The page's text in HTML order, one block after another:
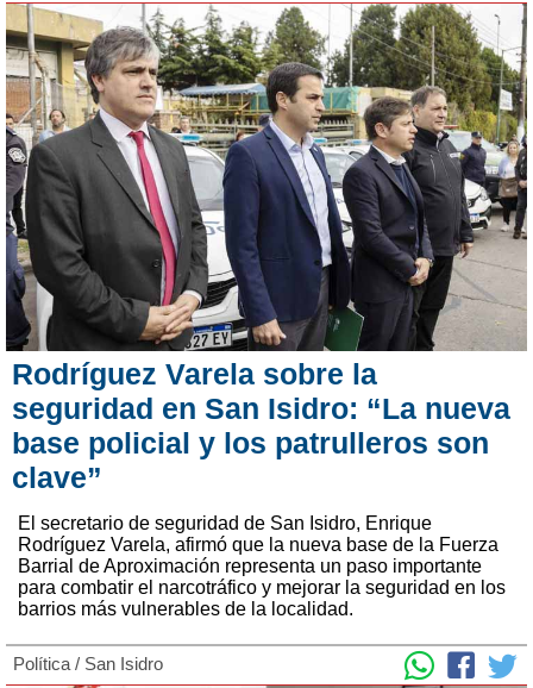
Rodríguez Varela sobre la
seguridad en San Isidro: “La nueva
base policial y los patrulleros son
clave”
El secretario de seguridad de San Isidro, Enrique
Rodríguez Varela, afirmó que la nueva base de la Fuerza
Barrial de Aproximación representa un paso importante
para combatir el narcotráfico y mejorar la seguridad en los
barrios más vulnerables de la localidad.
Política / San Isidro